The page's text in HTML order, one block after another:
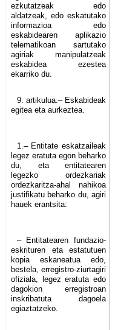
ezkutatzeak edo
aldatzeak, edo eskatutako
informazioa edo
eskabidearen aplikazio
telematikoan sartutako
agiriak manipulatzeak
eskabidea ezestea
ekarriko du.
9. artikulua.– Eskabideak
egitea eta aurkeztea.
1.– Entitate eskatzaileak
legez eratuta egon beharko
du, eta entitatearen
legezko ordezkariak
ordezkaritza-ahal nahikoa
justifikatu beharko du, agiri
hauek erantsita:
– Entitatearen fundazio-
eskrituren eta estatutuen
kopia eskaneatua edo,
bestela, erregistro-ziurtagiri
ofiziala, legez eratuta edo
dagokion erregistroan
inskribatuta dagoela
egiaztatzeko.